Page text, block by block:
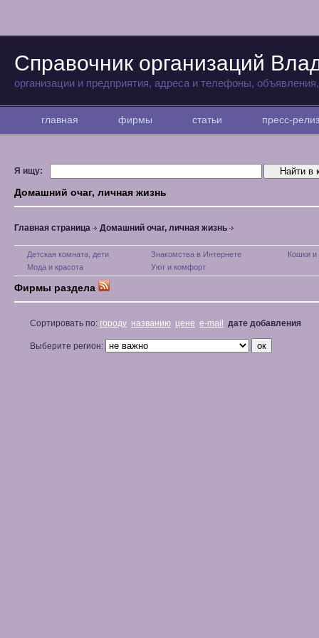
Справочник организаций
организации и предприятия, адреса и телефоны,
главная фирмы статьи пресс-
Я ищу:
Домашний очаг, личная жизнь
Главная страница Домашний очаг, личная жизнь
Детская комната, дети Знакомства в Интернете
Кошки и
Мода и красота
Уют и комфорт
Фирмы раздела
Сортировать по: городу названию цене e-mail дате добавления
Выберите регион: